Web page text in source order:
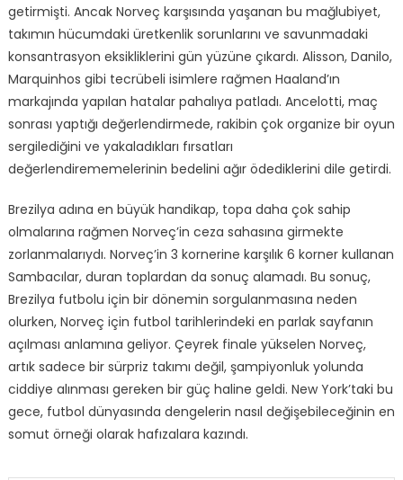
getirmişti. Ancak Norveç karşısında yaşanan bu mağlubiyet,
takımın hücumdaki üretkenlik sorunlarını ve savunmadaki
konsantrasyon eksikliklerini gün yüzüne çıkardı. Alisson, Danilo,
Marquinhos gibi tecrübeli isimlere rağmen Haaland’ın
markajında yapılan hatalar pahalıya patladı. Ancelotti, maç
sonrası yaptığı değerlendirmede, rakibin çok organize bir oyun
sergilediğini ve yakaladıkları fırsatları
değerlendirememelerinin bedelini ağır ödediklerini dile getirdi.
Brezilya adına en büyük handikap, topa daha çok sahip
olmalarına rağmen Norveç’in ceza sahasına girmekte
zorlanmalarıydı. Norveç’in 3 kornerine karşılık 6 korner kullanan
Sambacılar, duran toplardan da sonuç alamadı. Bu sonuç,
Brezilya futbolu için bir dönemin sorgulanmasına neden
olurken, Norveç için futbol tarihlerindeki en parlak sayfanın
açılması anlamına geliyor. Çeyrek finale yükselen Norveç,
artık sadece bir sürpriz takımı değil, şampiyonluk yolunda
ciddiye alınması gereken bir güç haline geldi. New York’taki bu
gece, futbol dünyasında dengelerin nasıl değişebileceğinin en
somut örneği olarak hafızalara kazındı.